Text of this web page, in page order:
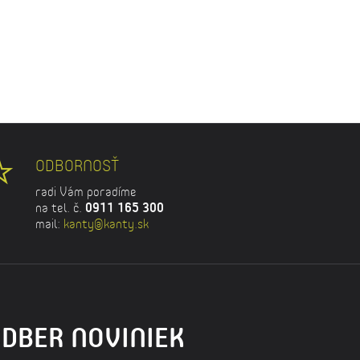
ODBORNOSŤ
radi Vám poradíme
na tel. č. 0911 165 300
mail: kanty@kanty.sk
NOVINIEK